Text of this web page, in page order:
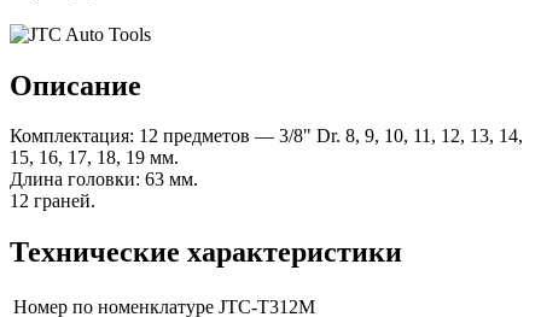
Описание
Комплектация: 12 предметов — 3/8" Dr. 8, 9, 10, 11, 12, 13, 14,
15, 16, 17, 18, 19 мм.
Длина головки: 63 мм.
12 граней.
Технические характеристики
Номер по номенклатуре JTC-T312M